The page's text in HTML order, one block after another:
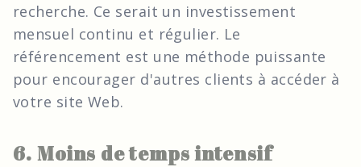
recherche. Ce serait un investissement
mensuel continu et régulier. Le
référencement est une méthode puissante
pour encourager d'autres clients à accéder à
votre site Web.
6. Moins de temps intensif